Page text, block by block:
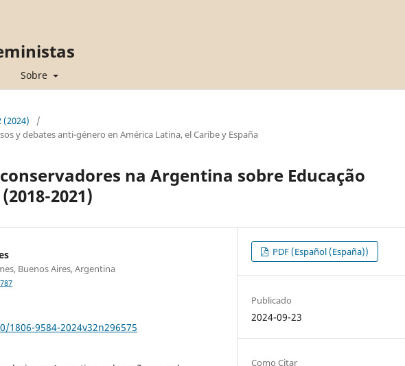
Sobre
(2024)
/
y debates anti-género en América Latina, el Caribe y España
na Argentina sobre Educação
2021)
Buenos Aires, Argentina
9584-2024v32n296575
PDF (Español (España))
Publicado
2024-09-23
Como Citar